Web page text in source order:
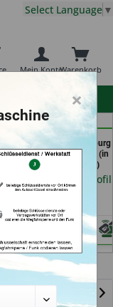
Warenkorb
Mein Konto
Select Language ▼
Carkeys Augsburg
ECU Service (in
Friedberg)
Händlerprofil
×